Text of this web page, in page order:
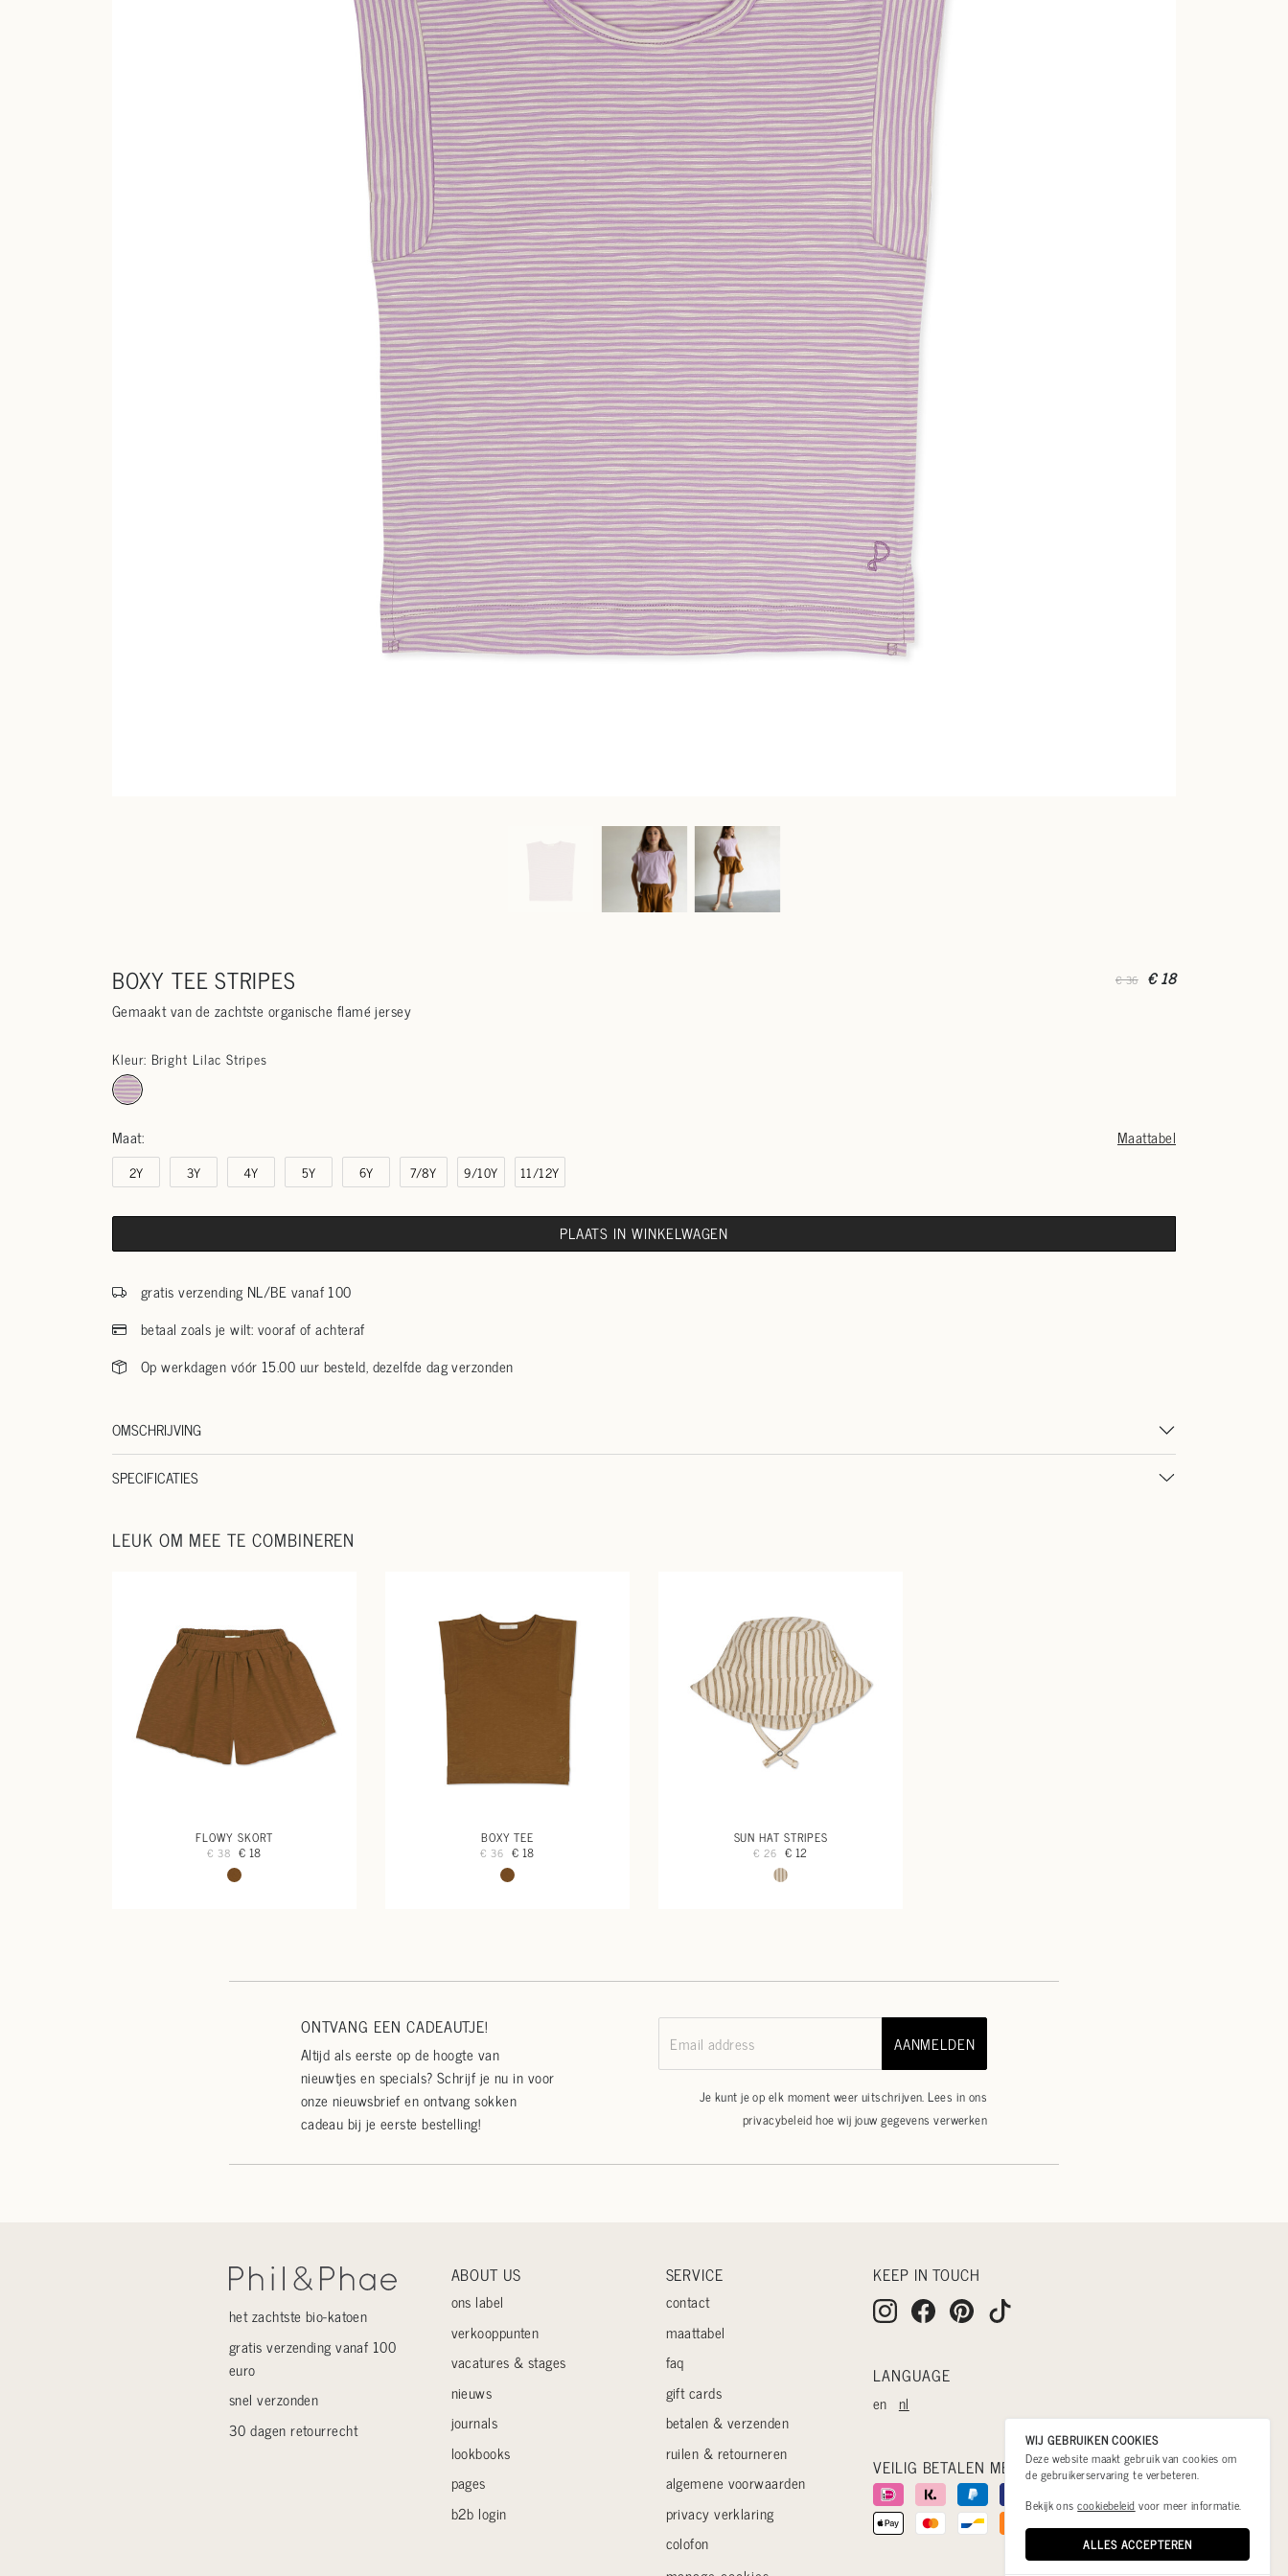
BOXY TEE STRIPES
Gemaakt van de zachtste organische flamé jersey
€ 36 € 18
Kleur: Bright Lilac Stripes
Maat: Maattabel
2Y 3Y 4Y 5Y 6Y 7/8Y 9/10Y 11/12Y
PLAATS IN WINKELWAGEN
gratis verzending NL/BE vanaf 100
betaal zoals je wilt: vooraf of achteraf
Op werkdagen vóór 15.00 uur besteld, dezelfde dag verzonden
OMSCHRIJVING
SPECIFICATIES
LEUK OM MEE TE COMBINEREN
FLOWY SKORT
€ 38 € 18
BOXY TEE
€ 36 € 18
SUN HAT STRIPES
€ 26 € 12
ONTVANG EEN CADEAUTJE!
Altijd als eerste op de hoogte van
nieuwtjes en specials? Schrijf je nu in voor
onze nieuwsbrief en ontvang sokken
cadeau bij je eerste bestelling!
Email address AANMELDEN
Je kunt je op elk moment weer uitschrijven. Lees in ons
privacybeleidhoe wij jouw gegevens verwerken
het zachtste bio-katoen
gratis verzending vanaf 100
euro
snel verzonden
30 dagen retourrecht
ABOUT US
ons label
verkooppunten
vacatures & stages
nieuws
journals
lookbooks
pages
b2b login
SERVICE
contact
maattabel
faq
gift cards
betalen & verzenden
ruilen & retourneren
algemene voorwaarden
privacy verklaring
colofon
KEEP IN TOUCH
LANGUAGE
en nl
VEILIG BETALEN MET
WIJ GEBRUIKEN COOKIES
Deze website maakt gebruik van cookies om
de gebruikerservaring te verbeteren.
Bekijk onscookiebeleid voor meer informatie.
ALLES ACCEPTEREN